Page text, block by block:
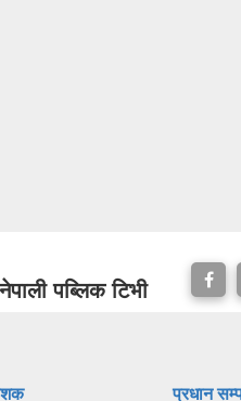
नेपाली पब्लिक टिभी
प्रधान